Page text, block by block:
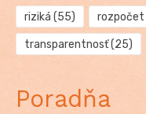
riziká (55) rozpočet
transparentnosť(25)
Poradňa